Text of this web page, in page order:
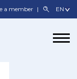
a member